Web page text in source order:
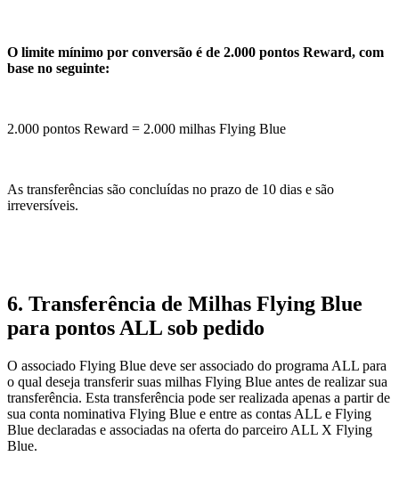
O limite mínimo por conversão é de 2.000 pontos Reward, com
base no seguinte:
2.000 pontos Reward = 2.000 milhas Flying Blue
As transferências são concluídas no prazo de 10 dias e são
irreversíveis.
6. Transferência de Milhas Flying Blue
para pontos ALL sob pedido
O associado Flying Blue deve ser associado do programa ALL para
o qual deseja transferir suas milhas Flying Blue antes de realizar sua
transferência. Esta transferência pode ser realizada apenas a partir de
sua conta nominativa Flying Blue e entre as contas ALL e Flying
Blue declaradas e associadas na oferta do parceiro ALL X Flying
Blue.